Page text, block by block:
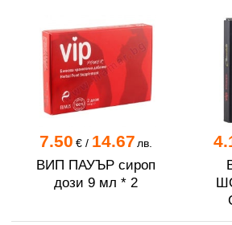
7.50 €/ 14.67 лв.
ВИП ПАУЪР сироп
дози 9 мл * 2